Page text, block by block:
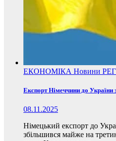
ЕКОНОМІКА Новини
Експорт Німеччини до України
08.11.2025
Німецький експорт до
збільшився майже на